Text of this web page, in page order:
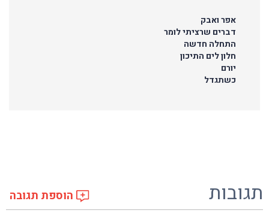
אפר ואבק
דברים שרציתי לומר
התחלה חדשה
חלון לים התיכון
יורם
כשתגדל
תגובות הוספת תגובה